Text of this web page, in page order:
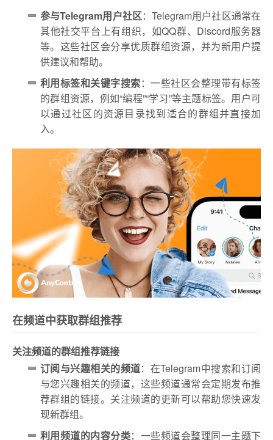
参与Telegram用户社区：Telegram用户社区通常在
其他社交平台上有组织，如QQ群、Discord服务器
等。这些社区会分享优质群组资源，并为新用户提
供建议和帮助。
利用标签和关键字搜索：一些社区会整理带有标签
的群组资源，例如“编程”“学习”等主题标签。用户可
以通过社区的资源目录找到适合的群组并直接加
入。
在频道中获取群组推荐
关注频道的群组推荐链接
订阅与兴趣相关的频道：在Telegram中搜索和订阅
与您兴趣相关的频道，这些频道通常会定期发布推
荐群组的链接。关注频道的更新可以帮助您快速发
现新群组。
利用频道的内容分类：一些频道会整理同一主题下